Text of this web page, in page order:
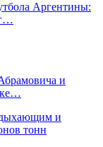
Аргентины:
и
и
тонн